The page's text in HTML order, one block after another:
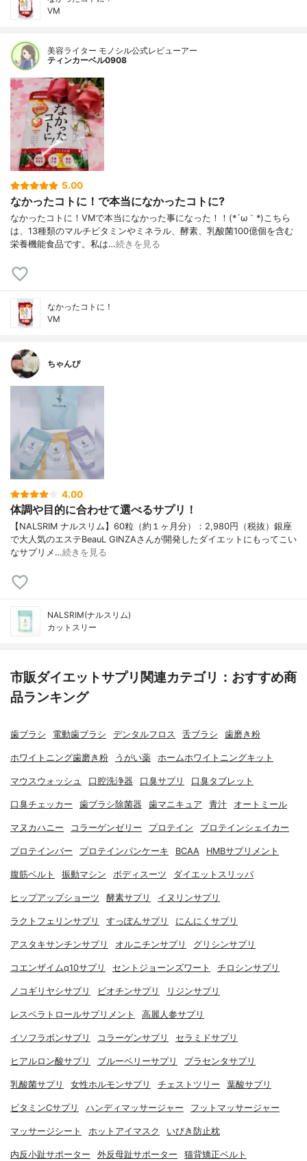
VM
美容ライター モノシル公式レビューアー
ティンカーベル0908
5.00
なかったコトに！で本当になかったコトに?
なかったコトに！VMで本当になかった事になった！！(*´ω｀*)こちら
は、13種類のマルチビタミンやミネラル、酵素、乳酸菌100億個を含む
栄養機能食品です。私は…続きを見る
なかったコトに！
VM
ちゃんぴ
4.00
体調や目的に合わせて選べるサプリ！
【NALSRIM ナルスリム】60粒（約１ヶ月分）：2,980円（税抜）銀座
で大人気のエステBeauL GINZAさんが開発したダイエットにもってこい
なサプリメ…続きを見る
NALSRIM(ナルスリム)
カットスリー
市販ダイエットサプリ関連カテゴリ：おすすめ商
品ランキング
歯ブラシ 電動歯ブラシ デンタルフロス 舌ブラシ 歯磨き粉
ホワイトニング歯磨き粉 うがい薬 ホームホワイトニングキット
マウスウォッシュ 口腔洗浄器 口臭サプリ 口臭タブレット
口臭チェッカー 歯ブラシ除菌器 歯マニキュア 青汁 オートミール
マヌカハニー コラーゲンゼリー プロテイン プロテインシェイカー
プロテインバー プロテインパンケーキ BCAA HMBサプリメント
腹筋ベルト 振動マシン ボディスーツ ダイエットスリッパ
ヒップアップショーツ 酵素サプリ イヌリンサプリ
ラクトフェリンサプリ すっぽんサプリ にんにくサプリ
アスタキサンチンサプリ オルニチンサプリ グリシンサプリ
コエンザイムq10サプリ セントジョーンズワート チロシンサプリ
ノコギリヤシサプリ ビオチンサプリ リジンサプリ
レスベラトロールサプリメント 高麗人参サプリ
イソフラボンサプリ コラーゲンサプリ セラミドサプリ
ヒアルロン酸サプリ ブルーベリーサプリ プラセンタサプリ
乳酸菌サプリ 女性ホルモンサプリ チェストツリー 葉酸サプリ
ビタミンCサプリ ハンディマッサージャー フットマッサージャー
マッサージシート ホットアイマスク いびき防止枕
内反小趾サポーター 外反母趾サポーター 猫背矯正ベルト